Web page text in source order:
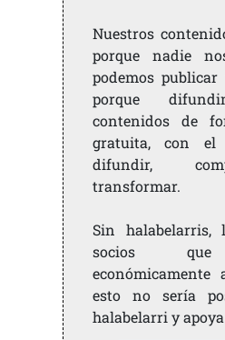
Nuestros
porque nadie
podemos
porque
contenidos de
gratuita, con el
difundir,
transformar.
Sin halabelarris,
socios que
económicamente
esto no sería
halabelarri y